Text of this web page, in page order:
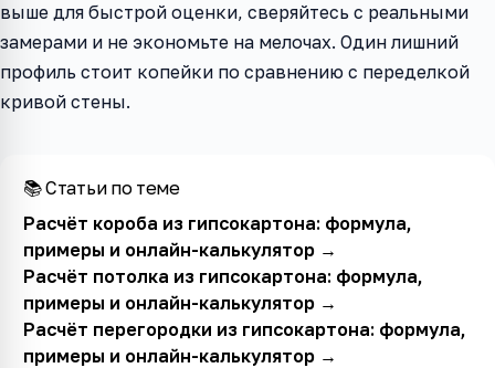
выше для быстрой оценки, сверяйтесь с реальными
замерами и не экономьте на мелочах. Один лишний
профиль стоит копейки по сравнению с переделкой
кривой стены.
📚 Статьи по теме
Расчёт короба из гипсокартона: формула,
примеры и онлайн-калькулятор→
Расчёт потолка из гипсокартона: формула,
примеры и онлайн-калькулятор→
Расчёт перегородки из гипсокартона: формула,
примеры и онлайн-калькулятор→